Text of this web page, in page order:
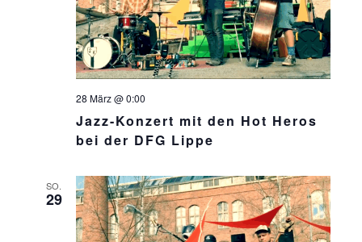
Jazz-Konzert mit den Hot Heros
bei der DFG Lippe
28 März @ 0:00
SO.
29